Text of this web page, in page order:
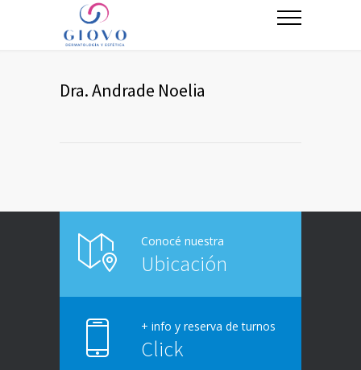
Dra. Andrade Noelia
Conocé nuestra
Ubicación
+ info y reserva de turnos
Click